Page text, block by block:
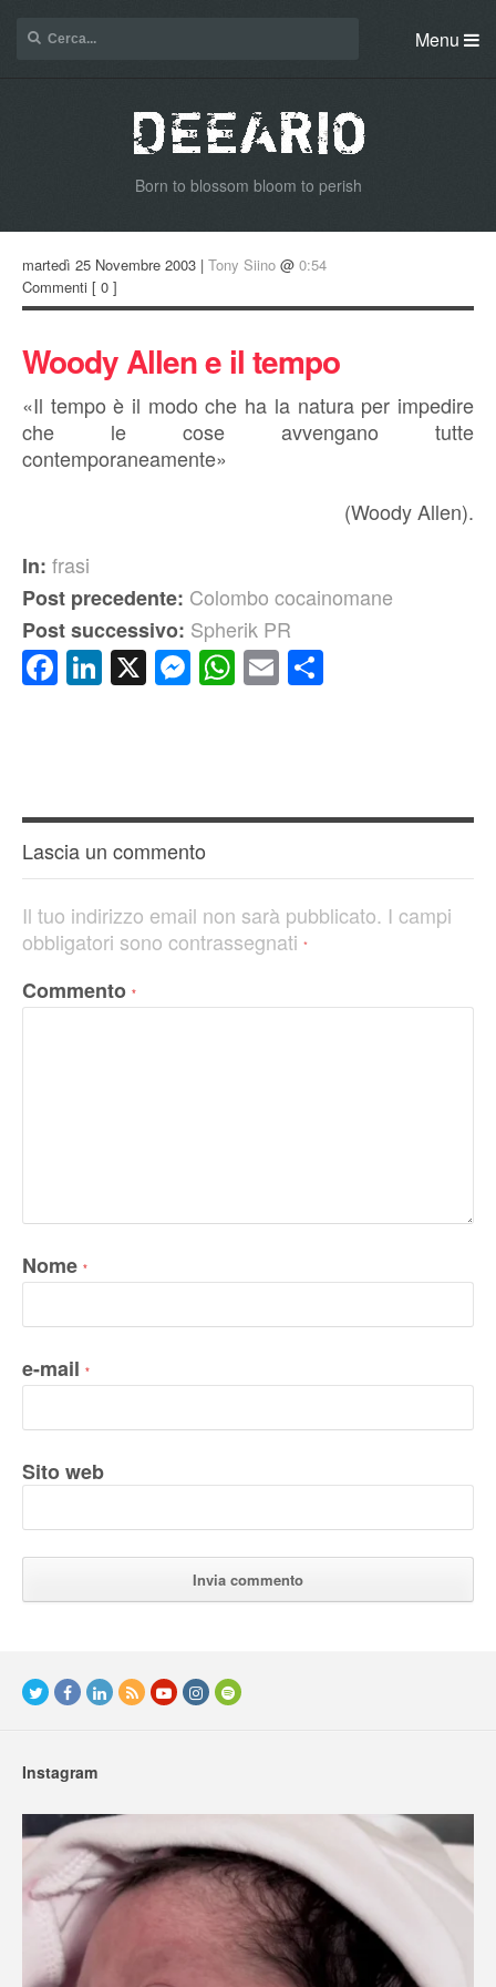
Menu
Born to blossom bloom to perish
martedì 25 Novembre 2003 | Tony Siino @ 0:54
Commenti [ 0 ]
Woody Allen e il tempo
«Il tempo è il modo che ha la natura per impedire
che le cose avvengano tutte
contemporaneamente»
(Woody Allen).
In: frasi
Post precedente: Colombo cocainomane
Post successivo: Spherik PR
Facebook
LinkedIn
X Messenger
WhatsApp
Email
Lascia un commento
Il tuo indirizzo email non sarà pubblicato. I campi
obbligatori sono contrassegnati *
Commento *
Nome *
e-mail *
Sito web
Instagram